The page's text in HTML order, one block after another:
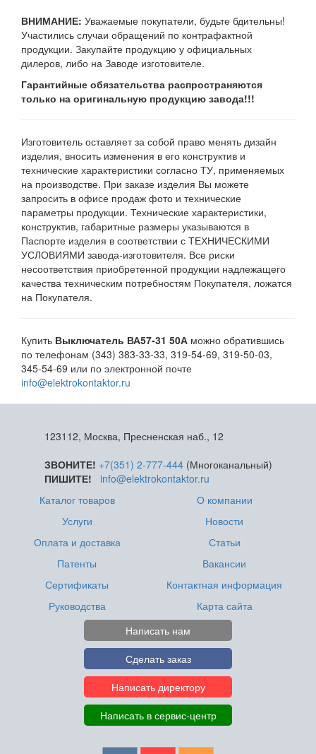
ВНИМАНИЕ: Уважаемые покупатели, будьте бдительны!
Участились случаи обращений по контрафактной
продукции. Закупайте продукцию у официальных
дилеров, либо на Заводе изготовителе.
Гарантийные обязательства распространяются
только на оригинальную продукцию завода!!!
Изготовитель оставляет за собой право менять дизайн
изделия, вносить изменения в его конструктив и
технические характеристики согласно ТУ, применяемых
на производстве. При заказе изделия Вы можете
запросить в офисе продаж фото и технические
параметры продукции. Технические характеристики,
конструктив, габаритные размеры указываются в
Паспорте изделия в соответствии с ТЕХНИЧЕСКИМИ
УСЛОВИЯМИ завода-изготовителя. Все риски
несоответствия приобретенной продукции надлежащего
качества техническим потребностям Покупателя, ложатся
на Покупателя.
Купить Выключатель ВА57-31 50А можно обратившись
по телефонам (343) 383-33-33, 319-54-69, 319-50-03,
345-54-69 или по электронной почте
info@elektrokontaktor.ru
123112, Москва, Пресненская наб., 12
ЗВОНИТЕ! +7(351) 2-777-444(Многоканальный)
ПИШИТЕ!
info@elektrokontaktor.ru
Каталог товаров
Услуги
Оплата и доставка
Патенты
Сертификаты
Руководства
О компании
Новости
Статьи
Вакансии
Контактная информация
Карта сайта
Написать нам
Сделать заказ
Написать директору
Написать в сервис-центр